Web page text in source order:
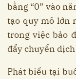
bằng “0” vào
tạo quy mô lớn
trong việc bảo
đẩy chuyển
Phát biểu tại